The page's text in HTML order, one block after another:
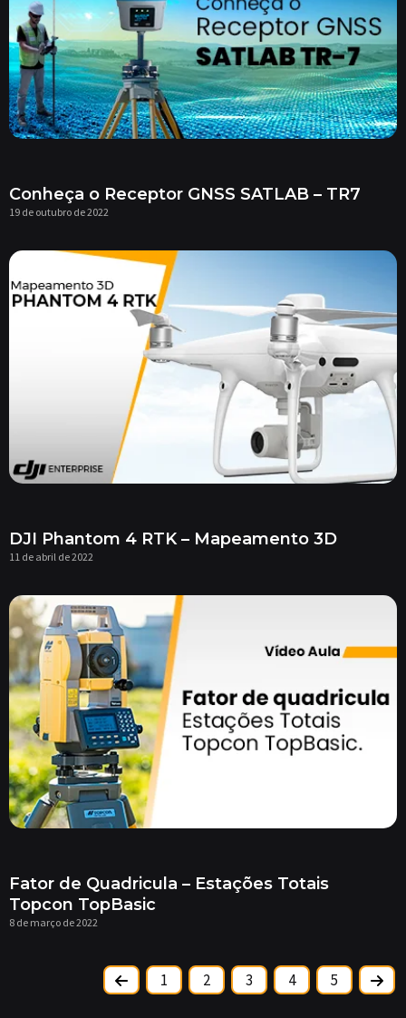
Conheça o Receptor GNSS SATLAB – TR7
19 de outubro de 2022
DJI Phantom 4 RTK – Mapeamento 3D
11 de abril de 2022
Fator de Quadricula – Estações Totais
Topcon TopBasic
8 de março de 2022
1 2 3 4 5